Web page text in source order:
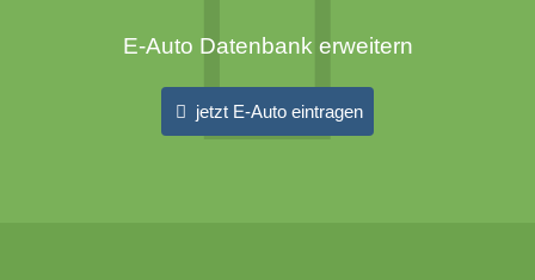
E-Auto Datenbank erweitern
jetzt E-Auto eintragen